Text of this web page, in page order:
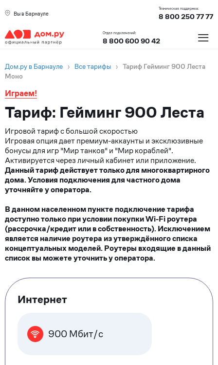
Вы в Барнауле
Техническая поддержка:
8 800 250 77 77
Отдел подключений:
8 800 600 90 42 ≡
Дом.ру в Барнауле › Все тарифы › Тариф Гейминг 900 Леста
Моно
Играем!
Тариф: Гейминг 900 Леста
Игровой тариф с большой скоростью
Игровая опция дает премиум-аккаунты и эксклюзивные
бонусы для игр "Мир танков" и "Мир кораблей".
Активируется через личный кабинет или приложение.
Данный тариф действует только для многоквартирного
дома. Условия подключения для частного дома
уточняйте у оператора.
В данном населенном пункте подключение тарифа
доступно только при условии покупки Wi-Fi роутера
(рассрочка/кредит или в собственность). Исключением
является наличие роутера из утверждённого списка
концептуальных моделей. Роутеры входящие в данный
список вы можете уточнить у оператора.
Тарифные
опции
Интернет
900 Мбит/с